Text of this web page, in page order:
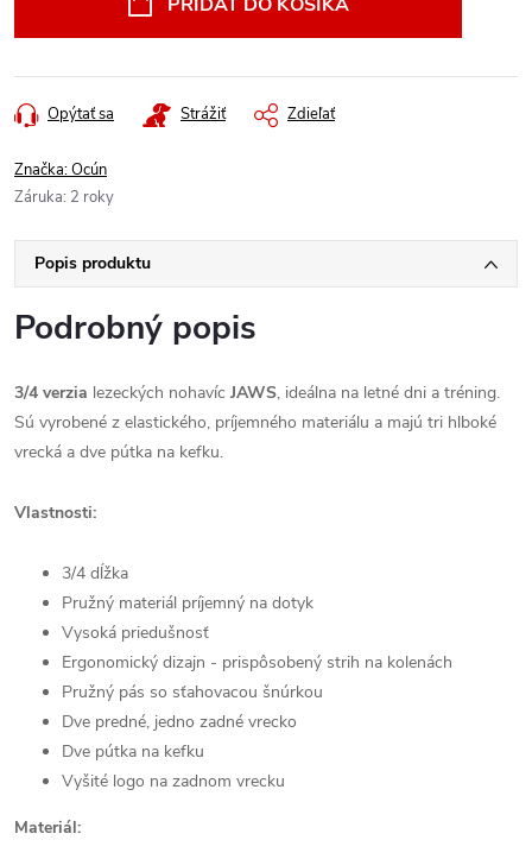
Opýtať sa Strážiť Zdieľať
Značka:Ocún
Záruka: 2 roky
Popis produktu
Podrobný popis
3/4 verzia lezeckých nohavíc JAWS, ideálna na letné dni a tréning.
Sú vyrobené z elastického, príjemného materiálu a majú tri hlboké
vrecká a dve pútka na kefku.
Vlastnosti:
3/4 dĺžka
Pružný materiál príjemný na dotyk
Vysoká priedušnosť
Ergonomický dizajn - prispôsobený strih na kolenách
Pružný pás so sťahovacou šnúrkou
Dve predné, jedno zadné vrecko
Dve pútka na kefku
Vyšité logo na zadnom vrecku
Materiál: